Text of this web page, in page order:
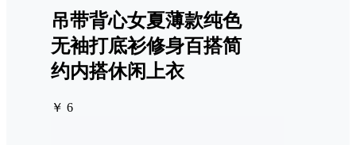
吊带背心女夏薄款纯色
无袖打底衫修身百搭简
约内搭休闲上衣
￥ 6